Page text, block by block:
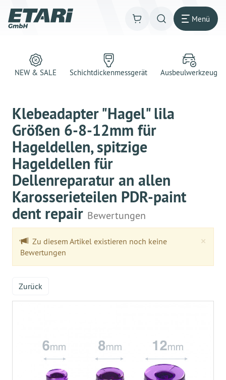
Menü
NEW & SALE Schichtdickenmessgerät Ausbeulwerkzeug
Klebeadapter "Hagel" lila
Größen 6-8-12mm für
Hageldellen, spitzige
Hageldellen für
Dellenreparatur an allen
Karosserieteilen PDR-paint
dent repair Bewertungen
×
Zu diesem Artikel existieren noch keine
Bewertungen
Zurück